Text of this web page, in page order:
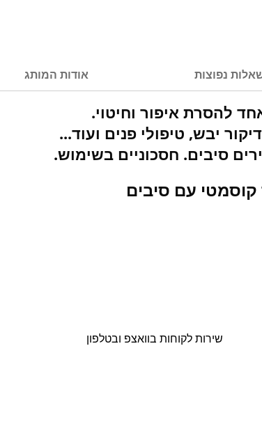
נפוצות אודות המותג
להסרת איפור וחיטוי.
יבש, טיפולי פנים ועוד...
סיבים. חסכוניים בשימוש.
שירות לקוחות בוואצפ ובטלפון